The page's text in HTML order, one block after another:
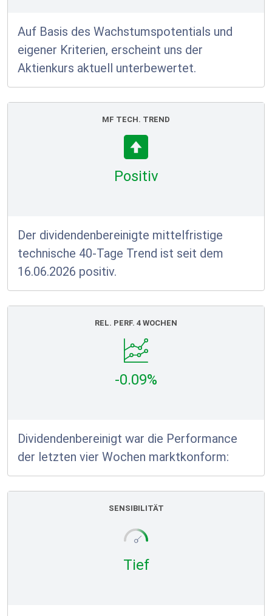
Auf Basis des Wachstumspotentials und
eigener Kriterien, erscheint uns der
Aktienkurs aktuell unterbewertet.
MF TECH. TREND
Positiv
Der dividendenbereinigte mittelfristige
technische 40-Tage Trend ist seit dem
16.06.2026 positiv.
REL. PERF. 4 WOCHEN
-0.09%
Dividendenbereinigt war die Performance
der letzten vier Wochen marktkonform:
SENSIBILITÄT
Tief